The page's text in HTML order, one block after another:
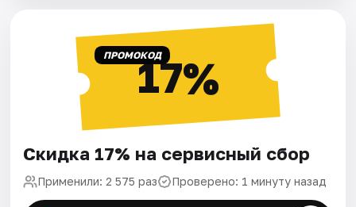
ПРОМОКОД17%
Скидка 17% на сервисный сбор
Применили: 2 575 раз Проверено: 1 минуту назад